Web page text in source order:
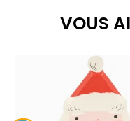
VOUS